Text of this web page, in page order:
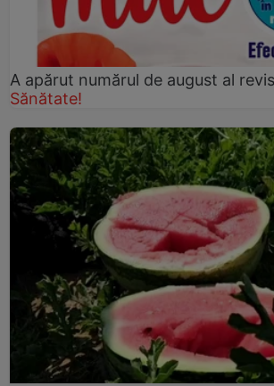
A apărut numărul de august al
Sănătate!